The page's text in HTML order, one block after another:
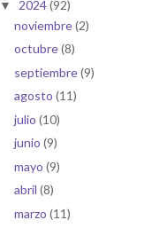
▼ 2024(92)
noviembre(2)
octubre(8)
septiembre(9)
agosto (11)
julio (10)
junio (9)
mayo (9)
abril (8)
marzo (11)